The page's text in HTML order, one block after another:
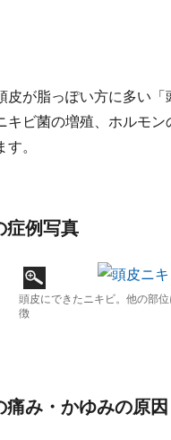
皮が脂っぽい方に多い
キビ菌の増殖、ホルモ
。
症例写真
頭皮にできたニキビ。他の部
徴
痛み・かゆみの原